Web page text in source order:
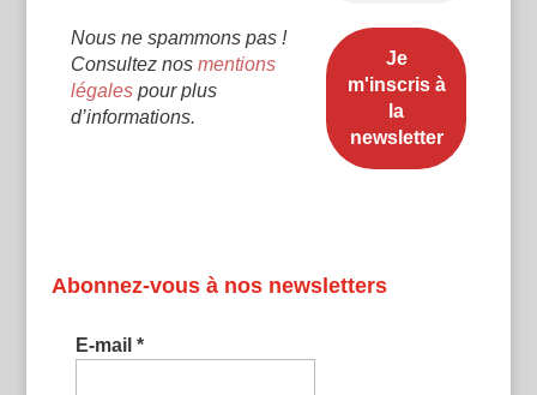
Nous ne spammons pas !
Consultez nos mentions
légalespour plus
d’informations.
Abonnez-vous à nos newsletters
E-mail *